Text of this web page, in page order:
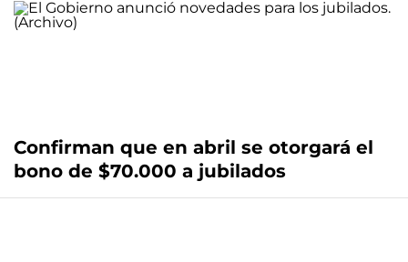
Confirman que en abril se otorgará el
bono de $70.000 a jubilados